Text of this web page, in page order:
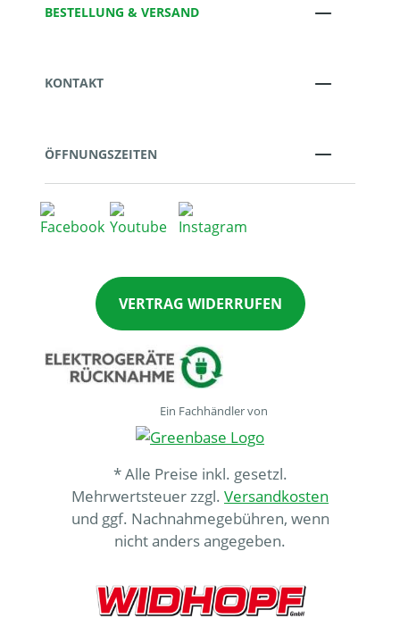
BESTELLUNG & VERSAND
KONTAKT
ÖFFNUNGSZEITEN
VERTRAG WIDERRUFEN
Ein Fachhändler von
* Alle Preise inkl. gesetzl.
Mehrwertsteuer zzgl. Versandkosten
und ggf. Nachnahmegebühren, wenn
nicht anders angegeben.